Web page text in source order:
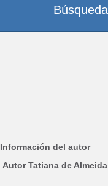
Información del autor
Autor Tatiana de